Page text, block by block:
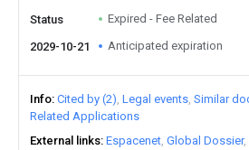
Status Expired - Fee Related
2029-10-21 Anticipated expiration
Info Cited by (2) Legal events Similar
Related Applications
External links Espacenet Global Dossier